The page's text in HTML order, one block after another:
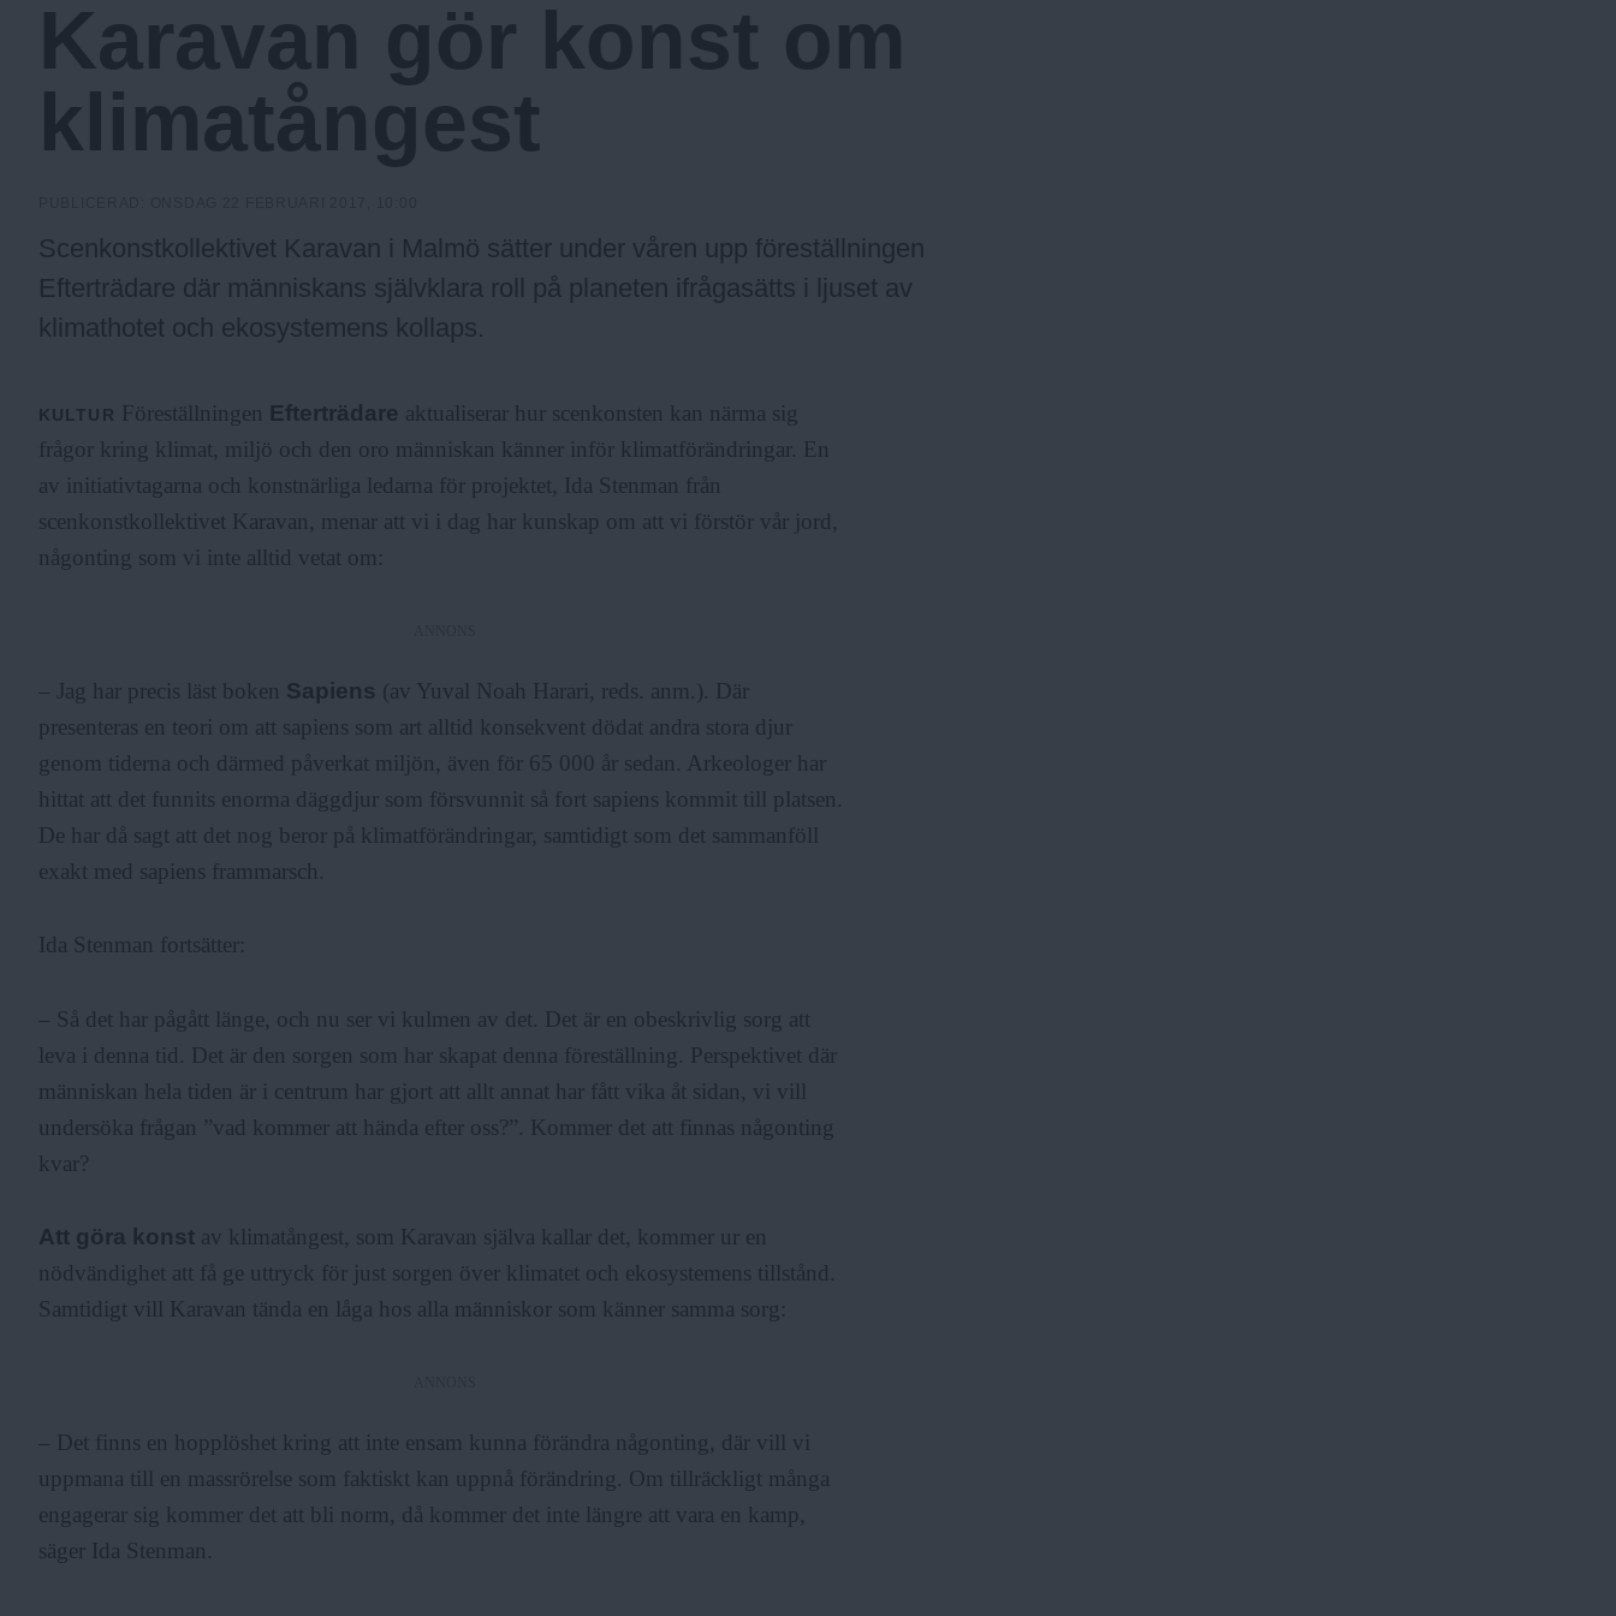
a
.
N
u
Karavan gör konst om
klimatångest
Scenkonstkollektivet Karavan i Malmö sätter under våren upp föreställningen
Efterträdare där människans självklara roll på planeten ifrågasätts i ljuset av
klimathotet och ekosystemens kollaps.
KULTUR Föreställningen Efterträdare aktualiserar hur scenkonsten kan närma sig
frågor kring klimat, miljö och den oro människan känner inför klimatförändringar. En
av initiativtagarna och konstnärliga ledarna för projektet, Ida Stenman från
scenkonstkollektivet Karavan, menar att vi i dag har kunskap om att vi förstör vår jord,
någonting som vi inte alltid vetat om:
– Jag har precis läst boken Sapiens (av Yuval Noah Harari, reds. anm.). Där
presenteras en teori om att sapiens som art alltid konsekvent dödat andra stora djur
genom tiderna och därmed påverkat miljön, även för 65 000 år sedan. Arkeologer har
hittat att det funnits enorma däggdjur som försvunnit så fort sapiens kommit till platsen.
De har då sagt att det nog beror på klimatförändringar, samtidigt som det sammanföll
exakt med sapiens frammarsch.
Ida Stenman fortsätter:
– Så det har pågått länge, och nu ser vi kulmen av det. Det är en obeskrivlig sorg att
leva i denna tid. Det är den sorgen som har skapat denna föreställning. Perspektivet där
människan hela tiden är i centrum har gjort att allt annat har fått vika åt sidan, vi vill
undersöka frågan ”vad kommer att hända efter oss?”. Kommer det att finnas någonting
kvar?
Att göra konst av klimatångest, som Karavan själva kallar det, kommer ur en
nödvändighet att få ge uttryck för just sorgen över klimatet och ekosystemens tillstånd.
Samtidigt vill Karavan tända en låga hos alla människor som känner samma sorg:
– Det finns en hopplöshet kring att inte ensam kunna förändra någonting, där vill vi
uppmana till en massrörelse som faktiskt kan uppnå förändring. Om tillräckligt många
engagerar sig kommer det att bli norm, då kommer det inte längre att vara en kamp,
säger Ida Stenman.